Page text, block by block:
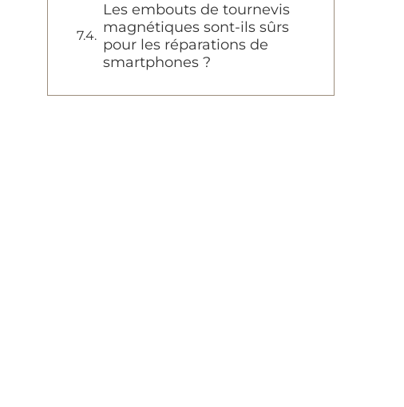
Les embouts de tournevis
magnétiques sont-ils sûrs
pour les réparations de
smartphones ?